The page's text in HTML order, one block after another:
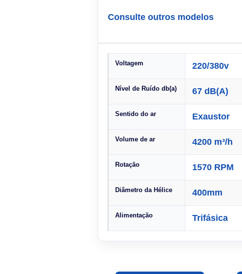
Consulte outros modelos
Voltagem 220/380v
Nível de Ruído db(a) 67 dB(A)
Sentido do ar Exaustor
Volume de ar 4200 m³/h
Rotação 1570 RPM
Diâmetro da Hélice 400mm
Alimentação Trifásica